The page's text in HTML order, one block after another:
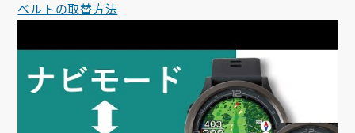
ベルトの取替方法